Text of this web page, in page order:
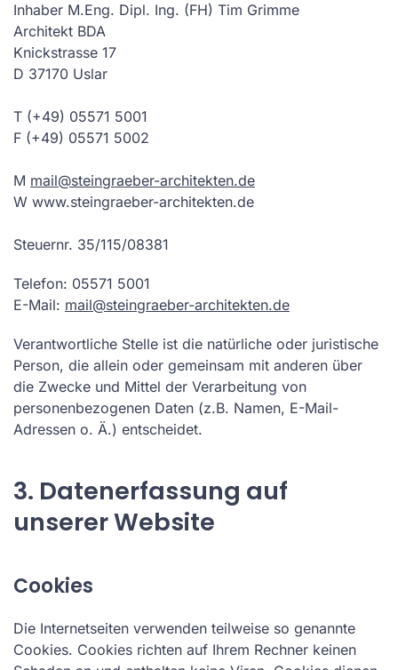
Inhaber M.Eng. Dipl. Ing. (FH) Tim Grimme
Architekt BDA
Knickstrasse 17
D 37170 Uslar
T (+49) 05571 5001
F (+49) 05571 5002
M mail@steingraeber-architekten.de
W www.steingraeber-architekten.de
Steuernr. 35/115/08381
Telefon: 05571 5001
E-Mail: mail@steingraeber-architekten.de
Verantwortliche Stelle ist die natürliche oder juristische
Person, die allein oder gemeinsam mit anderen über
die Zwecke und Mittel der Verarbeitung von
personenbezogenen Daten (z.B. Namen, E-Mail-
Adressen o. Ä.) entscheidet.
3. Datenerfassung auf
unserer Website
Cookies
Die Internetseiten verwenden teilweise so genannte
Cookies. Cookies richten auf Ihrem Rechner keinen